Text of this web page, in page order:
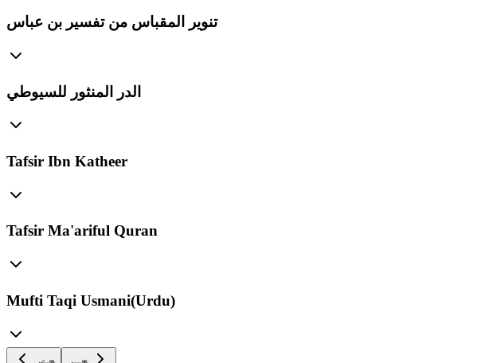
تنوير المقباس من تفسير بن عباس
الدر المنثور للسيوطي
Tafsir Ibn Katheer
Tafsir Ma'ariful Quran
Mufti Taqi Usmani(Urdu)